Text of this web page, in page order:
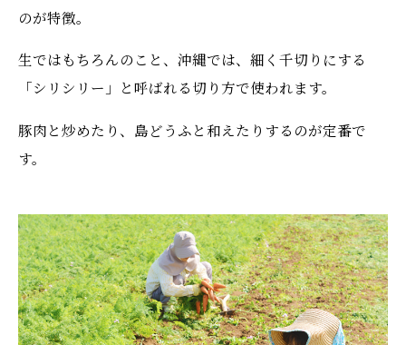
のが特徴。
生ではもちろんのこと、沖縄では、細く千切りにする
「シリシリー」と呼ばれる切り方で使われます。
豚肉と炒めたり、島どうふと和えたりするのが定番で
す。